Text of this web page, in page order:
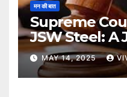
मन की बात
Supreme
JSW Steel: A
Insolvency
MAY 14, 2025